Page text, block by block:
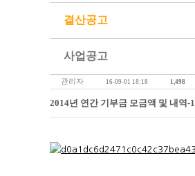
결산공고
사업공고
관리자 16-09-01 18:18 1,498
2014년 연간 기부금 모금액 및 내역-1